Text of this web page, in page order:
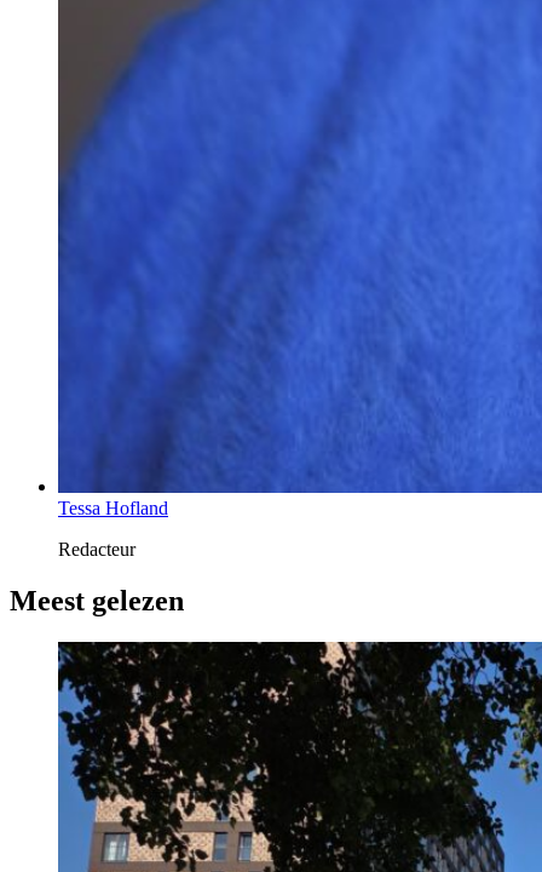
Tessa Hofland
Redacteur
Meest gelezen